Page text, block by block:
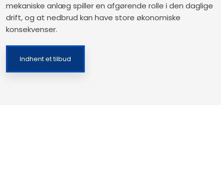
mekaniske anlæg spiller en afgørende rolle i den daglige
drift, og at nedbrud kan have store økonomiske
konsekvenser.
Indhent et tilbud